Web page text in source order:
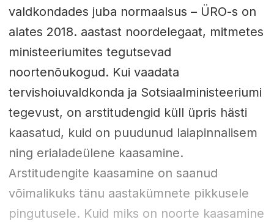
valdkondades juba normaalsus – ÜRO-s on
alates 2018. aastast noordelegaat, mitmetes
ministeeriumites tegutsevad
noortenõukogud. Kui vaadata
tervishoiuvaldkonda ja Sotsiaalministeeriumi
tegevust, on arstitudengid küll üpris hästi
kaasatud, kuid on puudunud laiapinnalisem
ning erialadeülene kaasamine.
Arstitudengite kaasamine on saanud
võimalikuks tänu aastakümnete pikkusele
pingutusele. Kuid miks on noorte kaasamine